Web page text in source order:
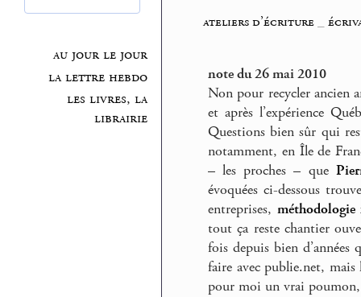
au jour le jour
la lettre hebdo
les livres, la
librairie
ateliers d’écriture_
note du 26 mai 2010
Non pour recycler ancien
et après l’expérience
Questions bien sûr qui
notamment, en Île de
– les proches – que
évoquées ci-dessous
entreprises,
tout ça reste chantier
fois depuis bien
faire avec publie.net, mais
pour moi un vrai